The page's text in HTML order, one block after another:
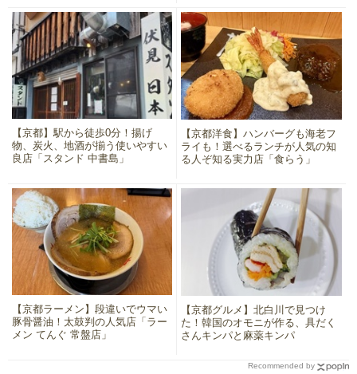
【京都】駅から徒歩0分！揚げ
物、炭火、地酒が揃う使いやすい
良店「スタンド 中書島」
【京都洋食】ハンバーグも海老フ
ライも！選べるランチが人気の知
る人ぞ知る実力店「食らう」
【京都ラーメン】段違いでウマい
豚骨醤油！太鼓判の人気店「ラー
メン てんぐ 常盤店」
【京都グルメ】北白川で見つけ
た！韓国のオモニが作る、具だく
さんキンパと麻薬キンパ
Recommended by